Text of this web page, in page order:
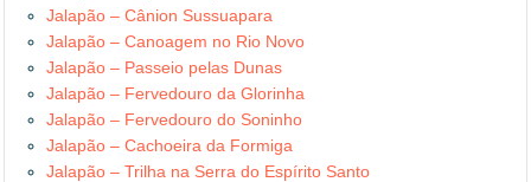
Jalapão – Cânion Sussuapara
Jalapão – Canoagem no Rio Novo
Jalapão – Passeio pelas Dunas
Jalapão – Fervedouro da Glorinha
Jalapão – Fervedouro do Soninho
Jalapão – Cachoeira da Formiga
Jalapão – Trilha na Serra do Espírito Santo